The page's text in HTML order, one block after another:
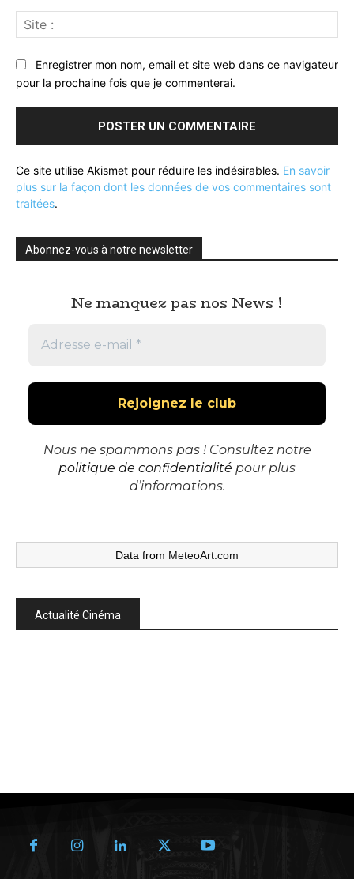
:
Enregistrer mon nom, email et site web dans ce navigateur
pour la prochaine fois que je commenterai.
Ce site utilise Akismet pour réduire les indésirables. En savoir
plus sur la façon dont les données de vos commentaires sont
traitées.
Abonnez-vous à notre newsletter
Ne manquez pas nos News !
Nous ne spammons pas ! Consultez notre
politique de confidentialité pour plus
d’informations.
Data from MeteoArt.com
Actualité Cinéma